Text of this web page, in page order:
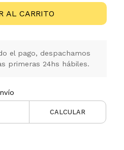
AL CARRITO
el pago, despachamos
primeras 24hs hábiles.
CALCULAR